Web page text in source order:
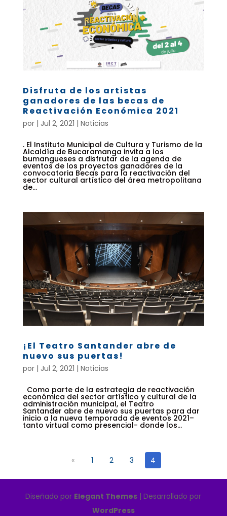
Disfruta de los artistas
ganadores de las becas de
Reactivación Económica 2021
por | Jul 2, 2021 | Noticias
. El Instituto Municipal de Cultura y Turismo de la
Alcaldía de Bucaramanga invita a los
bumangueses a disfrutar de la agenda de
eventos de los proyectos ganadores de la
convocatoria Becas para la reactivación del
sector cultural artístico del área metropolitana
de...
¡El Teatro Santander abre de
nuevo sus puertas!
por | Jul 2, 2021 | Noticias
Como parte de la estrategia de reactivación
económica del sector artístico y cultural de la
administración municipal, el Teatro
Santander abre de nuevo sus puertas para dar
inicio a la nueva temporada de eventos 2021–
tanto virtual como presencial- donde los...
« 1 2 3 4
Diseñado por Elegant Themes | Desarrollado por
WordPress